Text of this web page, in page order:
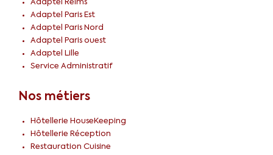
Adaptel Reims
Adaptel Paris Est
Adaptel Paris Nord
Adaptel Paris ouest
Adaptel Lille
Service Administratif
Nos métiers
Hôtellerie HouseKeeping
Hôtellerie Réception
Restauration Cuisine